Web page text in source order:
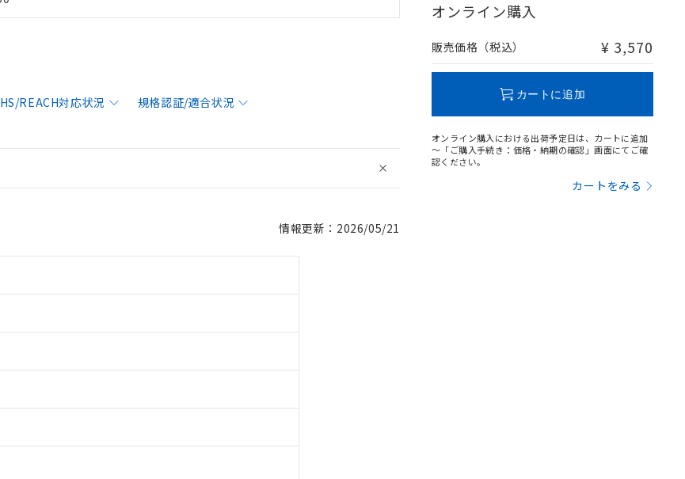
REACH対応状況 規格認証/適合状況
情報更新：2026/05/21
オンライン購入
販売価格（税込） ¥ 3,570
カートに追加
オンライン購入における出荷予定日は、カートに追加
～「ご購入手続き：価格・納期の確認」画面にてご確
認ください。
カートをみる